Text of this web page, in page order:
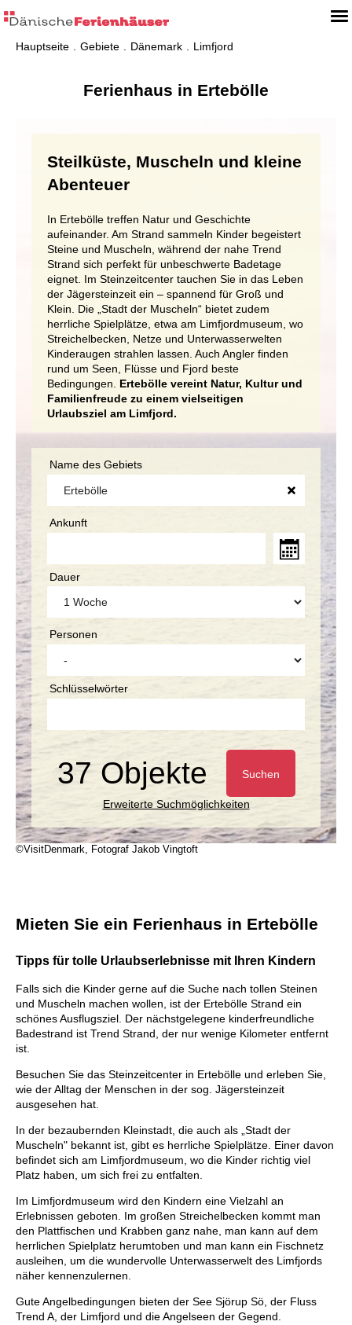
Hauptseite Gebiete Dänemark Limfjord
Ferienhaus in Ertebölle
Steilküste, Muscheln und kleine
Abenteuer
In Ertebölle treffen Natur und Geschichte
aufeinander. Am Strand sammeln Kinder begeistert
Steine und Muscheln, während der nahe Trend
Strand sich perfekt für unbeschwerte Badetage
eignet. Im Steinzeitcenter tauchen Sie in das Leben
der Jägersteinzeit ein – spannend für Groß und
Klein. Die „Stadt der Muscheln“ bietet zudem
herrliche Spielplätze, etwa am Limfjordmuseum, wo
Streichelbecken, Netze und Unterwasserwelten
Kinderaugen strahlen lassen. Auch Angler finden
rund um Seen, Flüsse und Fjord beste
Bedingungen. Ertebölle vereint Natur, Kultur und
Familienfreude zu einem vielseitigen
Urlaubsziel am Limfjord.
Name des Gebiets
Ankunft
Dauer
Personen
Schlüsselwörter
37 Objekte Suchen
Erweiterte Suchmöglichkeiten
©VisitDenmark, Fotograf Jakob Vingtoft
Mieten Sie ein Ferienhaus in Ertebölle
Tipps für tolle Urlaubserlebnisse mit Ihren Kindern
Falls sich die Kinder gerne auf die Suche nach tollen Steinen
und Muscheln machen wollen, ist der Ertebölle Strand ein
schönes Ausflugsziel. Der nächstgelegene kinderfreundliche
Badestrand ist Trend Strand, der nur wenige Kilometer entfernt
ist.
Besuchen Sie das Steinzeitcenter in Ertebölle und erleben Sie,
wie der Alltag der Menschen in der sog. Jägersteinzeit
ausgesehen hat.
In der bezaubernden Kleinstadt, die auch als „Stadt der
Muscheln" bekannt ist, gibt es herrliche Spielplätze. Einer davon
befindet sich am Limfjordmuseum, wo die Kinder richtig viel
Platz haben, um sich frei zu entfalten.
Im Limfjordmuseum wird den Kindern eine Vielzahl an
Erlebnissen geboten. Im großen Streichelbecken kommt man
den Plattfischen und Krabben ganz nahe, man kann auf dem
herrlichen Spielplatz herumtoben und man kann ein Fischnetz
ausleihen, um die wundervolle Unterwasserwelt des Limfjords
näher kennenzulernen.
Gute Angelbedingungen bieten der See Sjörup Sö, der Fluss
Trend A, der Limfjord und die Angelseen der Gegend.